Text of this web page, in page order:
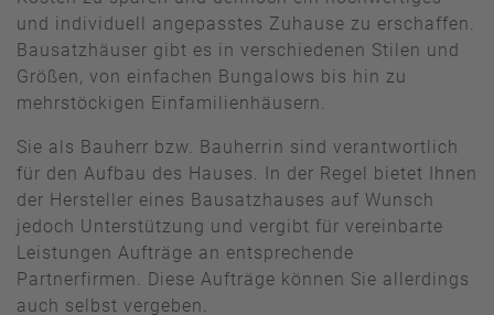
und individuell angepasstes Zuhause zu erschaffen.
Bausatzhäuser gibt es in verschiedenen Stilen und
Größen, von einfachen Bungalows bis hin zu
mehrstöckigen Einfamilienhäusern.
Sie als Bauherr bzw. Bauherrin sind verantwortlich
für den Aufbau des Hauses. In der Regel bietet Ihnen
der Hersteller eines Bausatzhauses auf Wunsch
jedoch Unterstützung und vergibt für vereinbarte
Leistungen Aufträge an entsprechende
Partnerfirmen. Diese Aufträge können Sie allerdings
auch selbst vergeben.